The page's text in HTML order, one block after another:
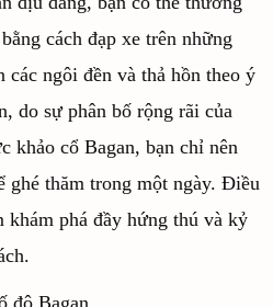
cách đạp xe trên những
các ngôi đền và thả hồn theo ý
do sự phân bố rộng rãi của
khảo cổ Bagan, bạn chỉ nên
ghé thăm trong một ngày. Điều
khám phá đầy hứng thú và kỷ